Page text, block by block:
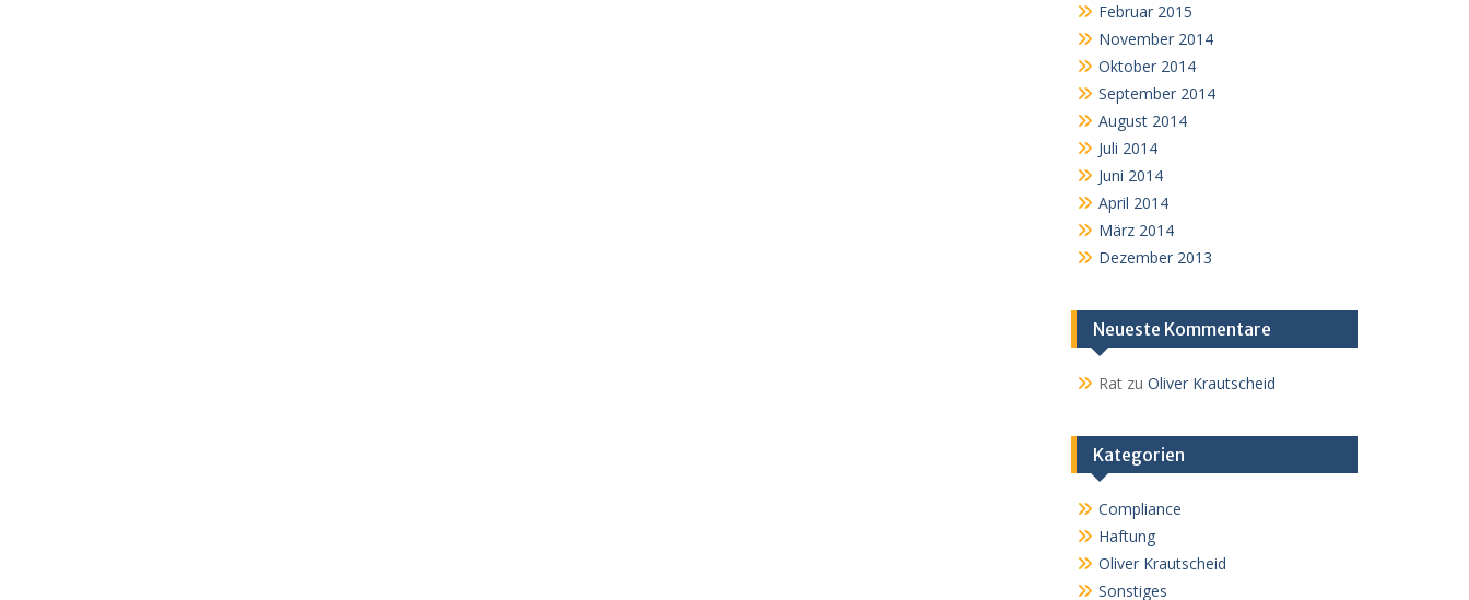
Februar 2015
November 2014
Oktober 2014
September 2014
August 2014
Juli 2014
Juni 2014
April 2014
März 2014
Dezember 2013
Neueste Kommentare
Ratzu Oliver Krautscheid
Kategorien
Compliance
Haftung
Oliver Krautscheid
Sonstiges